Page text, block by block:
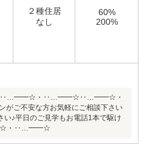
２種住居
なし
60%
200%
込無し‥…━━☆・‥…━━☆‥…━━☆・
ご不安な方お気軽にご相談下さい
♪平日のご見学もお電話1本で駆け
・‥…━━☆